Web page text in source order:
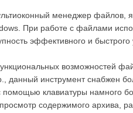
менеджер файлов,
При работе с файлами
эффективного и
возможностей
данный инструмент снабжен
помощью клавиатуры намного
содержимого архива,